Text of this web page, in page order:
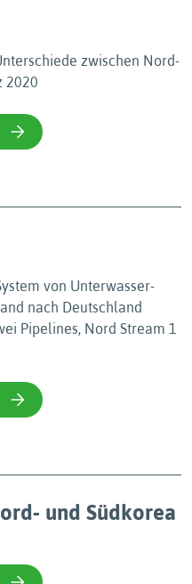
zwischen Nord-
2020
von Unterwasser-
nach Deutschland
Pipelines, Nord Stream 1
und Südkorea